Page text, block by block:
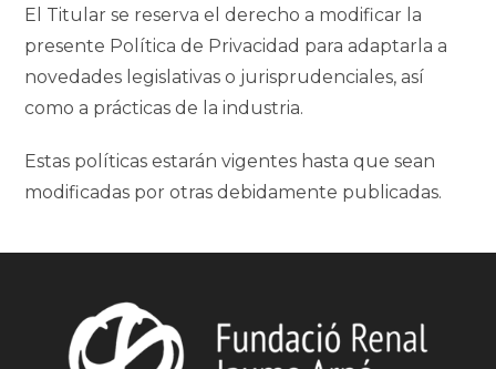
El Titular se reserva el derecho a modificar la
presente Política de Privacidad para adaptarla a
novedades legislativas o jurisprudenciales, así
como a prácticas de la industria.
Estas políticas estarán vigentes hasta que sean
modificadas por otras debidamente publicadas.